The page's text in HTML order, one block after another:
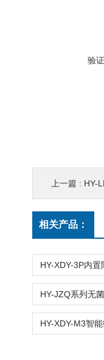
验
上一篇 : HY-
相关产品：